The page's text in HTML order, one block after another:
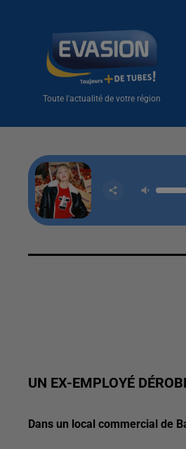
Toute l'actualité de votre région
UN EX-EMPLOYÉ
Dans un local commercial de